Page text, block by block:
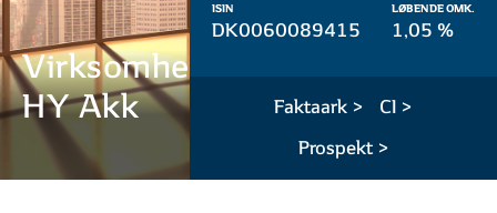
Virksomhedsobl.
HY Akk
ISIN
DK0060089415
LØBENDE OMK.
1,05 %
Faktaark >
CI >
Prospekt >